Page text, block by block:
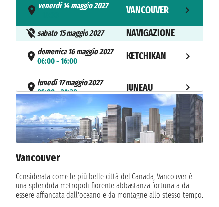
venerdì 14 maggio 2027
VANCOUVER
sabato 15 maggio 2027 NAVIGAZIONE
domenica 16 maggio 2027
06:00 - 16:00
KETCHIKAN
lunedì 17 maggio 2027
09:00 - 20:30
JUNEAU
martedì 18 maggio 2027
06:30 - 18:00
SKAGWAY
mercoledì 19 maggio 2027
07:00 - 11:00
giovedì 20 maggio 2027 NAVIGAZIONE
venerdì 21 maggio 2027
06:00
SEATTLE
Vancouver
Considerata come le più belle città del Canada, Vancouver è
una splendida metropoli fiorente abbastanza fortunata da
essere affiancata dall'oceano e da montagne allo stesso tempo.